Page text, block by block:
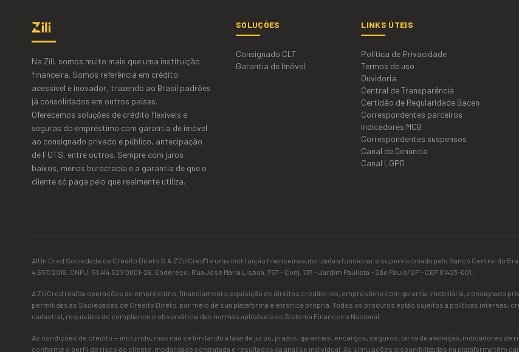
Na Zili, somos muito mais que uma instituição
financeira. Somos referência em crédito
acessível e inovador, trazendo ao Brasil padrões
já consolidados em outros países.
Oferecemos soluções de crédito flexíveis e
seguras do empréstimo com garantia de imóvel
ao consignado privado e público, antecipação
de FGTS, entre outros. Sempre com juros
baixos, menos burocracia e a garantia de que o
cliente só paga pelo que realmente utiliza.
SOLUÇÕES
Consignado CLT
Garantia de Imóvel
LINKS ÚTEIS
Política de Privacidade
Termos de uso
Ouvidoria
Central de Transparência
Certidão de Regularidade Bacen
Correspondentes parceiros
Indicadores MCB
Correspondentes suspensos
Canal de Denúncia
Canal LGPD
All In Cred Sociedade de Crédito Direto S.A. ("ZiliCred") é uma instituição financeira autorizada a funcionar e supervisionada pelo Banco Central do
4.657/2018. CNPJ: 51.414.521/0001-26. Endereço: Rua José Maria Lisboa, 757 – Conj. 107 – Jardim Paulista – São Paulo/SP – CEP 01423-001.
A ZiliCred realiza operações de empréstimo, financiamento, aquisição de direitos creditórios, empréstimo com garantia imobiliária, consignado
permitidas às Sociedades de Crédito Direto, por meio de sua plataforma eletrônica própria. Todos os produtos estão sujeitos a políticas internas,
cadastral, requisitos de compliance e observância das normas aplicáveis ao Sistema Financeiro Nacional.
As condições de crédito — incluindo, mas não se limitando a taxa de juros, prazos, garantias, encargos, seguros, tarifa de avaliação, indicadores de
conforme o perfil de risco do cliente, modalidade contratada e resultados da análise individual. As simulações disponibilizadas na plataforma têm